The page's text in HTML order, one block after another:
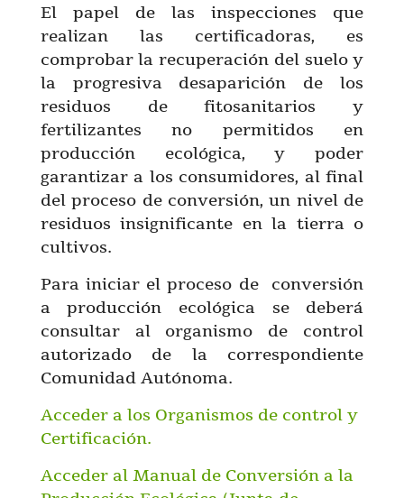
El papel de las inspecciones que
realizan las certificadoras, es
comprobar la recuperación del suelo y
la progresiva desaparición de los
residuos de fitosanitarios y
fertilizantes no permitidos en
producción ecológica, y poder
garantizar a los consumidores, al final
del proceso de conversión, un nivel de
residuos insignificante en la tierra o
cultivos.
Para iniciar el proceso de conversión
a producción ecológica se deberá
consultar al organismo de control
autorizado de la correspondiente
Comunidad Autónoma.
Acceder a los Organismos de control y
Certificación.
Acceder al Manual de Conversión a la